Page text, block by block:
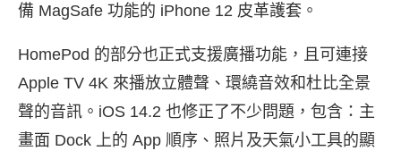
備 MagSafe 功能的 iPhone 12 皮革護套。
HomePod 的部分也正式支援廣播功能，且可連接
Apple TV 4K 來播放立體聲、環繞音效和杜比全景
聲的音訊。iOS 14.2 也修正了不少問題，包含：主
畫面 Dock 上的 App 順序、照片及天氣小工具的顯